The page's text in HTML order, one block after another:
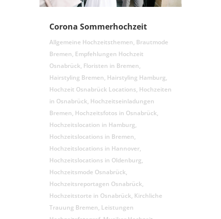
Corona Sommerhochzeit
Allgemeine Hochzeitsthemen, Brautmode
Bremen, Empfehlungen Hochzeit
Osnabrück, Floristen in Bremen,
Hairstyling Bremen, Hairstyling Hamburg,
Hochzeit Osnabrück Locations, Hochzeiten
in Osnabrück, Hochzeitseinladungen
Bremen, Hochzeitsfotos in Osnabrück,
Hochzeitslocation in Hamburg,
Hochzeitslocations in Bremen,
Hochzeitslocations in Hannover,
Hochzeitslocations in Oldenburg,
Hochzeitsmode Osnabrück,
Hochzeitsreportagen Osnabrück,
Hochzeitstorte in Osnabrück, Kirchliche
Trauung Bremen, Leistungen